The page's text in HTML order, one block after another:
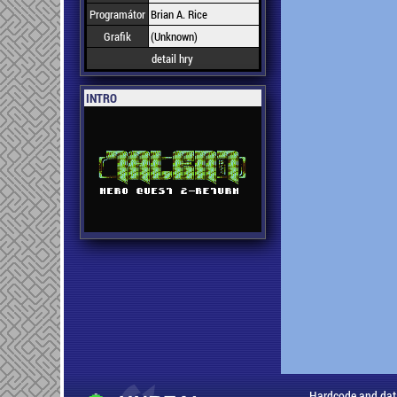
Programátor Brian A. Rice
Grafik
(Unknown)
detail hry
INTRO